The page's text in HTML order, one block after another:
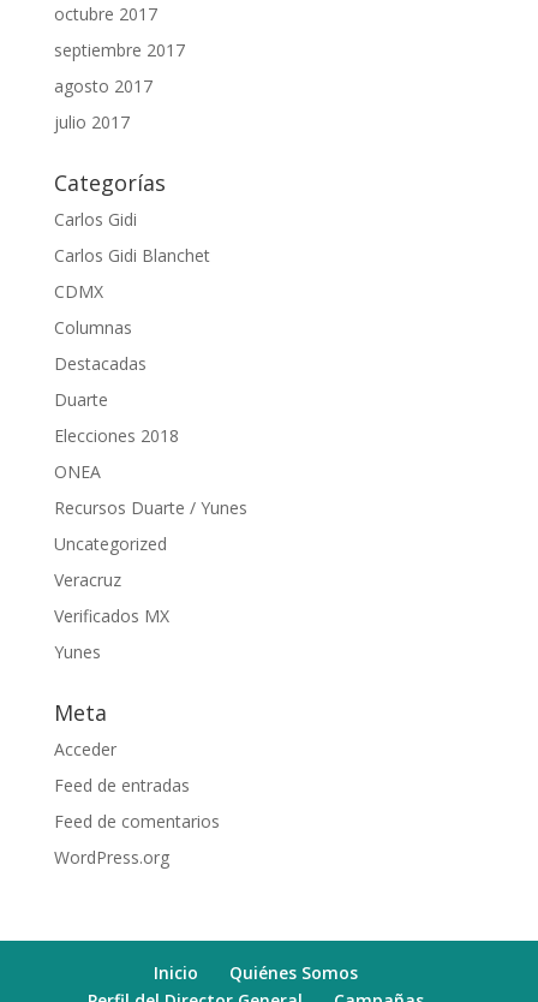
octubre 2017
septiembre 2017
agosto 2017
julio 2017
Categorías
Carlos Gidi
Carlos Gidi Blanchet
CDMX
Columnas
Destacadas
Duarte
Elecciones 2018
ONEA
Recursos Duarte / Yunes
Uncategorized
Veracruz
Verificados MX
Yunes
Meta
Acceder
Feed de entradas
Feed de comentarios
WordPress.org
Inicio
Quiénes Somos